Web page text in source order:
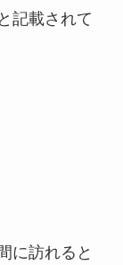
記載されて
に訪れると